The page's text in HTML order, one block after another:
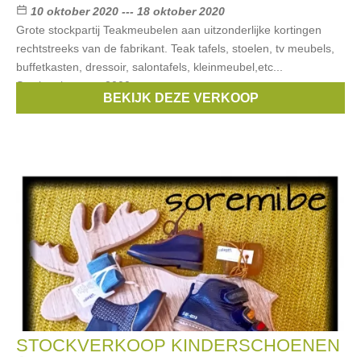
10 oktober 2020 --- 18 oktober 2020
Grote stockpartij Teakmeubelen aan uitzonderlijke kortingen
rechtstreeks van de fabrikant. Teak tafels, stoelen, tv meubels,
buffetkasten, dressoir, salontafels, kleinmeubel,etc...
Stockverkoop op 3000
traditions,Ambiente Chateau le Duc
BEKIJK DEZE VERKOOP
STOCKVERKOOP KINDERSCHOENEN